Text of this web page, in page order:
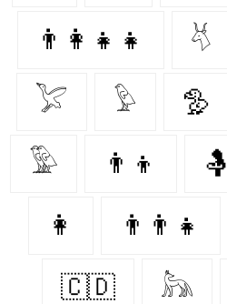
👨‍👩‍👧‍👧 𓄃
𓅯 𓅱 🦤
𓅳 👨‍👦 🤱
👩‍ 👨‍👨‍👧
🇨🇩 𓃦